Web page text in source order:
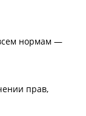
нормам —
прав,